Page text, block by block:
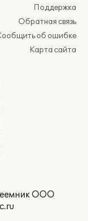
Поддержка
Обратная связь
об ошибке
Карта сайта
ООО